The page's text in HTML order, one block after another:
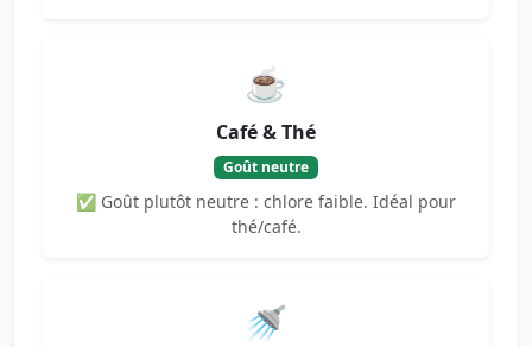
☕
Café & Thé
Goût neutre
✅ Goût plutôt neutre : chlore faible. Idéal pour
thé/café.
🚿